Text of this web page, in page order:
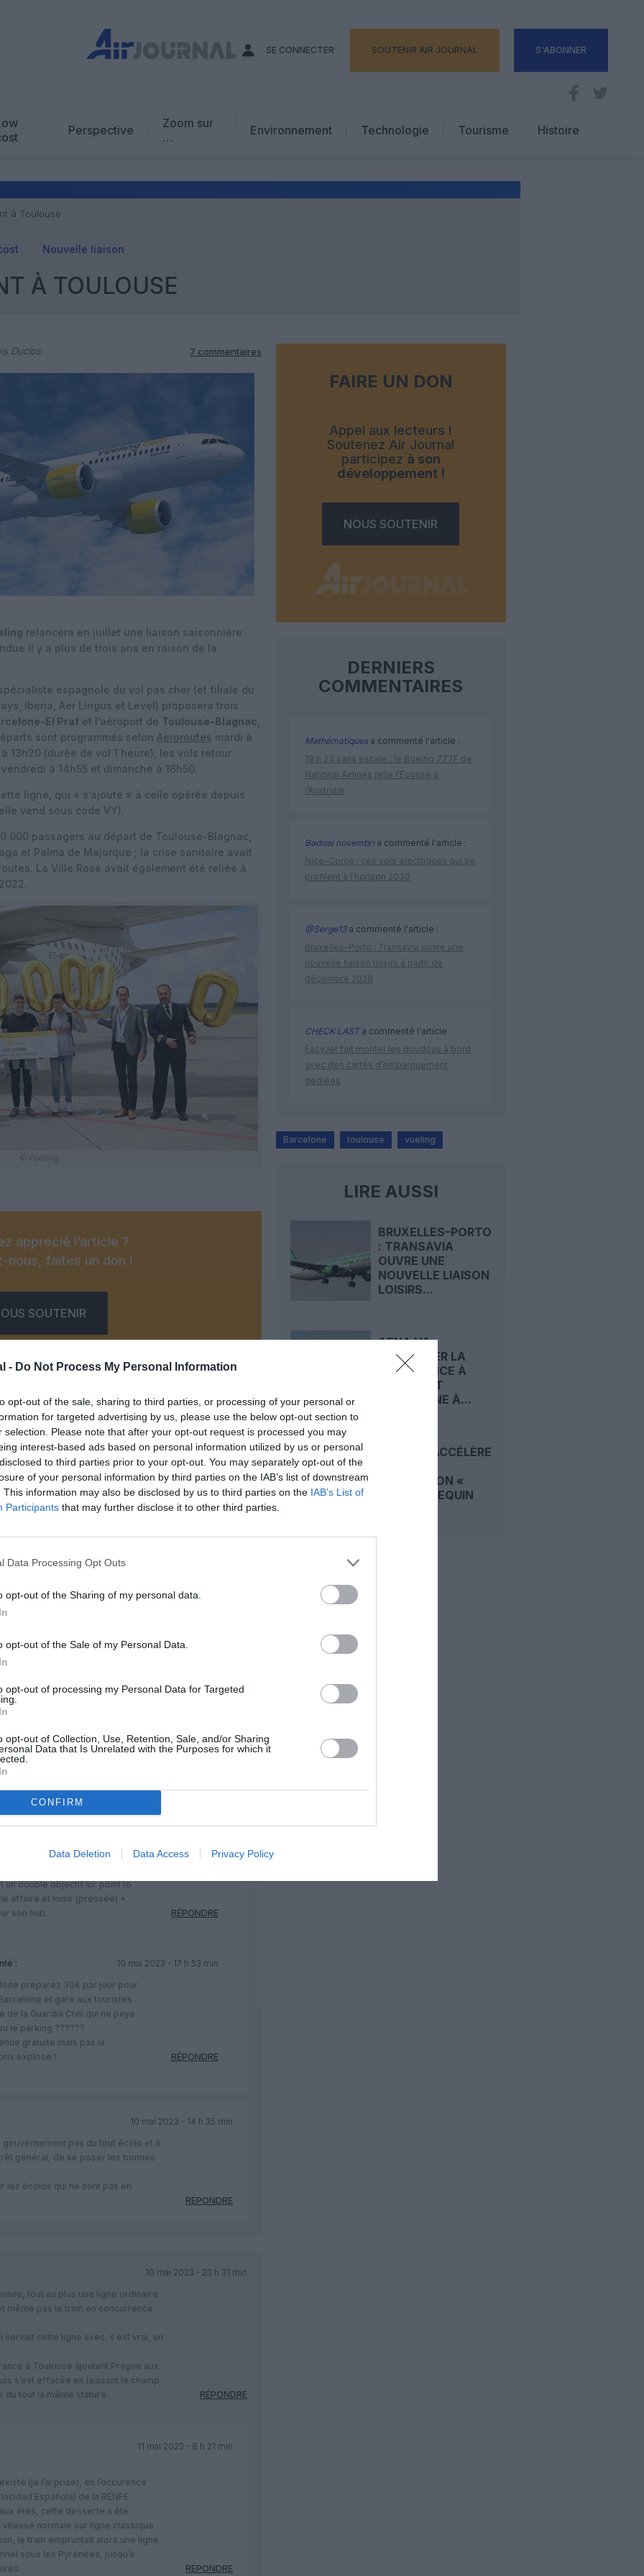
- Do Not Process My Personal Information
opt-out of the sale, sharing to third parties, or processing of your personal or
for targeted advertising by us, please use the below opt-out section to
selection. Please note that after your opt-out request is processed you may
interest-based ads based on personal information utilized by us or personal
to third parties prior to your opt-out. You may separately opt-out of the
of your personal information by third parties on the IAB’s list of downstream
This information may also be disclosed by us to third parties on the IAB’s List of
Participants that may further disclose it to other third parties.
Data Processing Opt Outs
opt-out of the Sharing of my personal data.
opt-out of the Sale of my Personal Data.
opt-out of processing my Personal Data for Targeted
opt-out of Collection, Use, Retention, Sale, and/or Sharing
Data that Is Unrelated with the Purposes for which it
CONFIRM
Data Deletion Data Access Privacy Policy
SE CONNECTER SOUTENIR AIR JOURNAL S'ABONNER
Perspective
Zoom sur
…
Environnement Technologie
Tourisme
Hôtellerie
Histoire
à Toulouse
Nouvelle liaison
À TOULOUSE
Duclos 7 commentaires
relancera en juillet une liaison saisonnière
il y a plus de trois ans en raison de la
espagnole du vol pas cher (et filiale du
Iberia, Aer Lingus et Level) proposera trois
El Prat et l’aéroport de Toulouse-Blagnac
sont programmés selon Aeroroutes mardi à
13h20 (durée de vol 1 heure), les vols retour
à 14h55 et dimanche à 16h50.
ligne, qui « s’ajoute » à celle opérée depuis
vend sous code VY).
passagers au départ de Toulouse-Blagnac,
et Palma de Majorque ; la crise sanitaire avait
La Ville Rose avait également été reliée à
©Vueling
apprécié l’article ?
nous, faites un don !
SOUTENIR
FacebookTwitterPinterestLinkedInEmail Print
desserte sur certaines lignes par le
TGV direct, mais plus de TGV depuis
Pire, la SNCF empêche Renfe
fréquences aériennes ont d’ailleurs
questions !
10 mai 2023 - 13 h 44 min
mais d’expérience la première
de Toulousains, même si
vraiment à la voiture.
correspondance, j’imagine que le
de l’Espagne continentale
iles (Tenerife, Grande Canarie,
même vers le reste de l’Europe
parfois bien longues.
10 mai 2023 - 16 h 51 min
un double objectif ici: point to
affaire et loisir (pressée) +
son hub.
RÉPONDRE
:
10 mai 2023 - 17 h 53 min
préparez 30€ par jour pour
et gare aux touristes
de la Guardia Civil qui ne paye
le parking ??????
gratuite mais pas la
explose !
RÉPONDRE
10 mai 2023 - 14 h 35 min
gouvernement pas du tout écolo et à
général, de se poser les bonnes
les écolos qui ne sont pas en
RÉPONDRE
10 mai 2023 - 23 h 31 min
tout au plus une ligne ordinaire
même pas le train en concurrence
servait cette ligne avec, il est vrai, un
à Toulouse ajoutant Prague aux
s’est effacée en laissant le champ
du tout la même stature.
RÉPONDRE
11 mai 2023 - 8 h 21 min
(je l’ai prise), en l’occurence
Española) de la RENFE.
étés, cette desserte a été
normale sur ligne classique
le train empruntait alors une ligne
sous les Pyrénées, jusqu’à
RÉPONDRE
FAIRE UN DON
Appel aux lecteurs !
Soutenez Air Journal
participez à son
développement !
NOUS SOUTENIR
DERNIERS
COMMENTAIRES
Mathématiquesa commenté l'article :
19 h 23 sans escale : le Boeing 777F de
National Airlines relie l’Écosse à
l’Australie
Badissi novembria commenté l'article :
Nice–Corse : ces vols électriques qui se
profilent à l’horizon 2030
@Serge13a commenté l'article :
Bruxelles–Porto : Transavia ouvre une
nouvelle liaison loisirs à partir de
décembre 2026
CHECK LASTa commenté l'article :
EasyJet fait monter les doudous à bord
avec des cartes d’embarquement
dédiées
Barcelone toulouse vueling
LIRE AUSSI
BRUXELLES–PORTO
: TRANSAVIA
OUVRE UNE
NOUVELLE LIAISON
LOISIRS...
AENA VA
PLAFONNER LA
CROISSANCE À
MADRID ET
BARCELONE À...
VUELING ACCÉLÈRE
RÉVOLUTION «
PEAU DE REQUIN